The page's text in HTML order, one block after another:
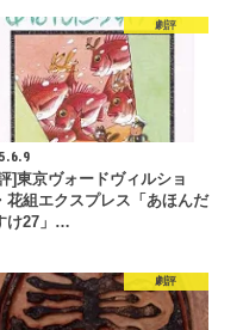
劇評
]東京ヴォードヴィルショ
花組エクスプレス「あほんだ
け27」…
劇評